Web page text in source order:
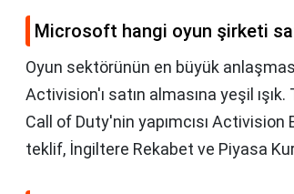
Microsoft hangi oyun şirketi
Oyun sektörünün en büyük
Activision'ı satın almasına yeşil
Call of Duty'nin yapımcısı
teklif, İngiltere Rekabet ve Piyasa